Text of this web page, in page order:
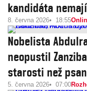
kandidáta nemají
8. června 2026 18:55
Nobelista
neopustil
starosti než
5. června 2026 07:00